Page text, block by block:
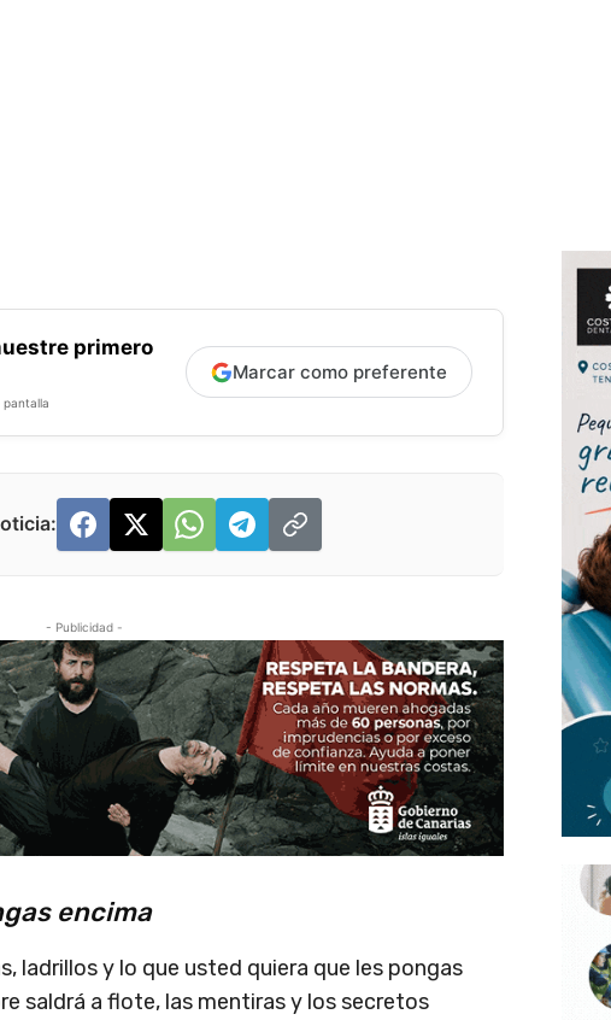
primero
pantalla
Marcar como preferente
- Publicidad -
encima
ladrillos y lo que usted quiera que les pongas
saldrá a flote, las mentiras y los secretos